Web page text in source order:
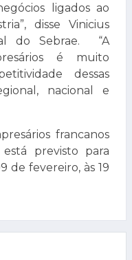
ligados ao
disse Vinicius
do Sebrae. “A
é muito
dessas
nacional e
francanos
previsto para
de fevereiro, às 19